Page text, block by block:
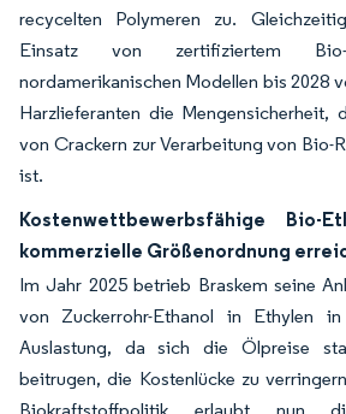
recycelten Polymeren zu.
Einsatz von zertifiziertem
nordamerikanischen Modellen bis 2028
Harzlieferanten die Mengensicherheit,
von Crackern zur Verarbeitung von Bio-
ist.
Kostenwettbewerbsfähige Bio-
kommerzielle Größenordnung
Im Jahr 2025 betrieb Braskem seine
von Zuckerrohr-Ethanol in Ethylen
Auslastung, da sich die Ölpreise
beitrugen, die Kostenlücke zu